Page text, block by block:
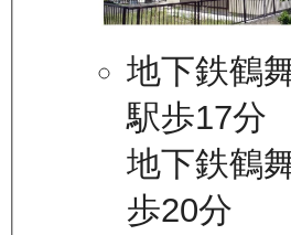
地下鉄鶴
駅歩17分
地下鉄鶴
歩20分